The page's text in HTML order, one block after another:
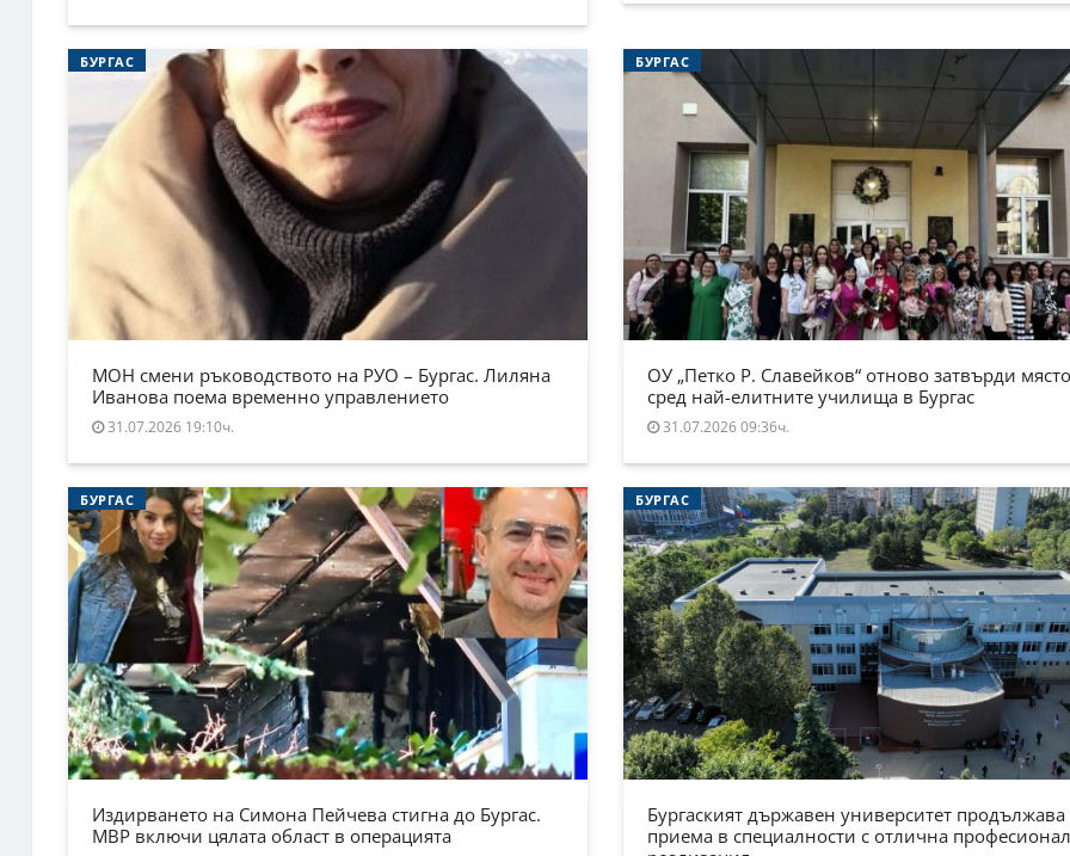
БУРГАС
МОН смени ръководството на РУО – Бургас. Лиляна
Иванова поема временно управлението
31.07.2026 19:10ч.
БУРГАС
ОУ „Петко Р. Славейков“ отново затвърди
сред най-елитните училища в Бургас
31.07.2026 09:36ч.
БУРГАС
Издирването на Симона Пейчева стигна до Бургас.
МВР включи цялата област в операцията
БУРГАС
Бургаският държавен университет продължава
приема в специалности с отлична